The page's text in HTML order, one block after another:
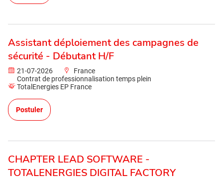
Assistant déploiement des campagnes de
sécurité - Débutant H/F
21-07-2026
France
Contrat de professionnalisation temps plein
TotalEnergies EP France
Postuler
CHAPTER LEAD SOFTWARE -
TOTALENERGIES DIGITAL FACTORY